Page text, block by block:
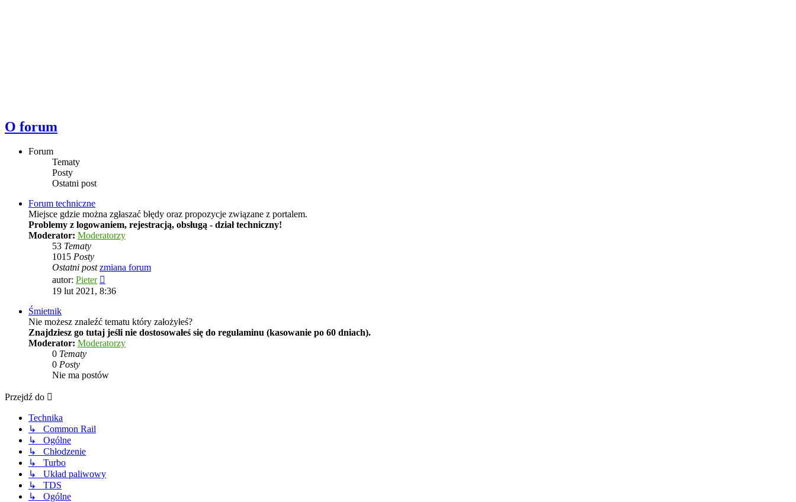
O forum
Forum
Tematy
Posty
Ostatni post
Forum techniczne
Miejsce gdzie można zgłaszać błędy oraz propozycje związane z portalem.
Problemy z logowaniem, rejestracją, obsługą - dział techniczny!
Moderator: Moderatorzy
53 Tematy
1015 Posty
Ostatni post zmiana forum
autor: Pieter
najnowszy
19 lut 2021, 8:36
Śmietnik
Nie możesz znaleźć tematu który założyłeś?
Znajdziesz go tutaj jeśli nie dostosowałeś się do regulaminu (kasowanie po 60 dniach).
Moderator: Moderatorzy
0 Tematy
0 Posty
Nie ma postów
Przejdź do
Technika
↳ Common Rail
↳ Ogólne
↳ Chłodzenie
↳ Turbo
↳ Układ paliwowy
↳ TDS
↳ Ogólne